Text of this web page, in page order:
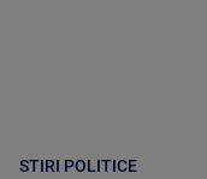
STIRI POLITICE